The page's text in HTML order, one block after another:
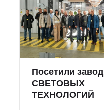
Посетили завод
СВЕТОВЫХ
ТЕХНОЛОГИЙ